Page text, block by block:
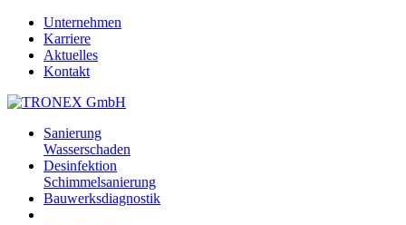
Skip
main
content
Unternehmen
Karriere
Aktuelles
Kontakt
search
Menu
Sanierung
Wasserschaden
Desinfektion
Schimmelsanierung
Bauwerksdiagnostik